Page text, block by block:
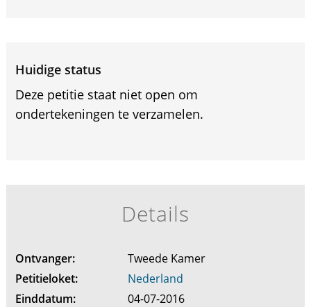
Huidige status
Deze petitie staat niet open om
ondertekeningen te verzamelen.
Details
Ontvanger:
Tweede Kamer
Petitieloket:
Nederland
Einddatum:
04-07-2016